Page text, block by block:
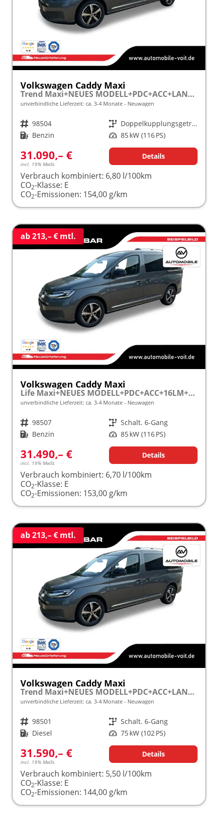
Volkswagen Caddy Maxi
Trend Maxi+NEUES MODELL+PDC+ACC+LANE ASSIST
unverbindliche Lieferzeit: ca. 3-4 Monate Neuwagen
Fahrzeugnr. 98504 Getriebe
Doppelkupplungsgetriebe (DSG)
Kraftstoff Benzin Leistung 85 kW (116 PS)
31.090,– €
incl. 19% MwSt.
Details
Verbrauch kombiniert: 6,80 l/100km
CO2-Klasse: E
CO2-Emissionen: 154,00 g/km
ab 213,– € mtl.
Volkswagen Caddy Maxi
Life Maxi+NEUES MODELL+PDC+ACC+16LM+LANE ASSIST
unverbindliche Lieferzeit: ca. 3-4 Monate Neuwagen
Fahrzeugnr. 98507 Getriebe Schalt. 6-Gang
Kraftstoff Benzin Leistung 85 kW (116 PS)
31.490,– €
incl. 19% MwSt.
Details
Verbrauch kombiniert: 6,70 l/100km
CO2-Klasse: E
CO2-Emissionen: 153,00 g/km
ab 213,– € mtl.
Volkswagen Caddy Maxi
Trend Maxi+NEUES MODELL+PDC+ACC+LANE ASSIST
unverbindliche Lieferzeit: ca. 3-4 Monate Neuwagen
Fahrzeugnr. 98501 Getriebe Schalt. 6-Gang
Kraftstoff Diesel Leistung 75 kW (102 PS)
31.590,– €
incl. 19% MwSt.
Details
Verbrauch kombiniert: 5,50 l/100km
CO2-Klasse: E
CO2-Emissionen: 144,00 g/km